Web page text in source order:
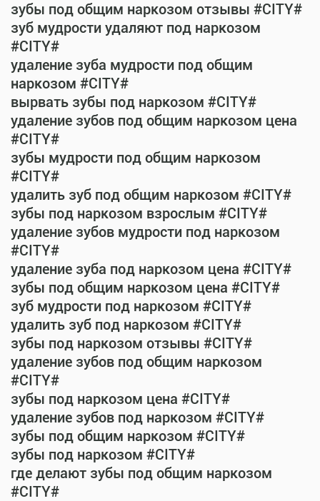
зубы под общим наркозом отзывы #CITY#
зуб мудрости удаляют под наркозом
#CITY#
удаление зуба мудрости под общим
наркозом #CITY#
вырвать зубы под наркозом #CITY#
удаление зубов под общим наркозом цена
#CITY#
зубы мудрости под общим наркозом
#CITY#
удалить зуб под общим наркозом #CITY#
зубы под наркозом взрослым #CITY#
удаление зубов мудрости под наркозом
#CITY#
удаление зуба под наркозом цена #CITY#
зубы под общим наркозом цена #CITY#
зуб мудрости под наркозом #CITY#
удалить зуб под наркозом #CITY#
зубы под наркозом отзывы #CITY#
удаление зубов под общим наркозом
#CITY#
зубы под наркозом цена #CITY#
удаление зубов под наркозом #CITY#
зубы под общим наркозом #CITY#
зубы под наркозом #CITY#
где делают зубы под общим наркозом
#CITY#